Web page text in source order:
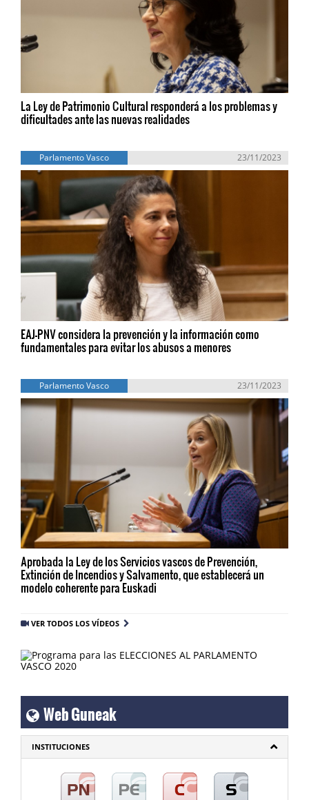
La Ley de Patrimonio Cultural responderá a los problemas y
dificultades ante las nuevas realidades
Parlamento Vasco 23/11/2023
EAJ-PNV considera la prevención y la información como
fundamentales para evitar los abusos a menores
Parlamento Vasco 23/11/2023
Aprobada la Ley de los Servicios vascos de Prevención,
Extinción de Incendios y Salvamento, que establecerá un
modelo coherente para Euskadi
VER TODOS LOS VÍDEOS
Web Guneak
INSTITUCIONES